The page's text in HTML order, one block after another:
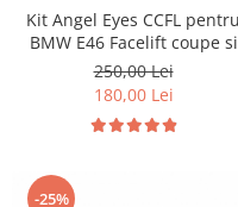
Kit Angel Eyes CCFL pentru
BMW E46 Facelift coupe si
cabrio
250,00 Lei
180,00 Lei
-25%